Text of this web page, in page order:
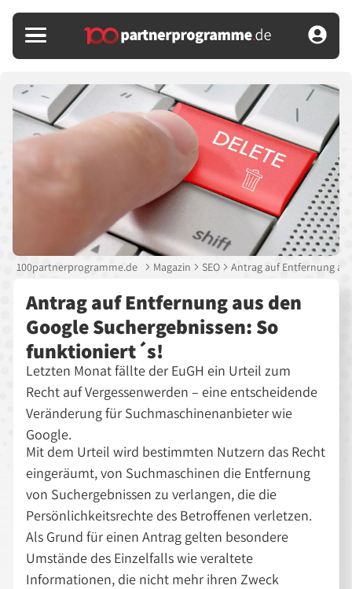
100partnerprogramme.de Magazin SEO Antrag auf Entfernung
Antrag auf Entfernung aus den
Google Suchergebnissen: So
funktioniert´s!
Letzten Monat fällte der EuGH ein Urteil zum
Recht auf Vergessenwerden – eine entscheidende
Veränderung für Suchmaschinenanbieter wie
Google.
Mit dem Urteil wird bestimmten Nutzern das Recht
eingeräumt, von Suchmaschinen die Entfernung
von Suchergebnissen zu verlangen, die die
Persönlichkeitsrechte des Betroffenen verletzen.
Als Grund für einen Antrag gelten besondere
Umstände des Einzelfalls wie veraltete
Informationen, die nicht mehr ihren Zweck